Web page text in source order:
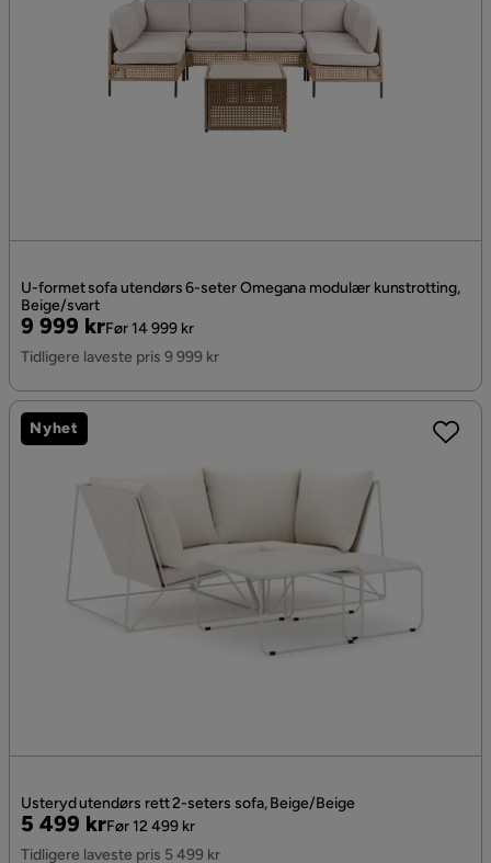
U-formet sofa utendørs 6-seter Omegana modulær kunstrotting,
Beige/svart
Pris
9 999 kr
Original
Pris
Før 14 999 kr
Tidligere laveste pris 9 999 kr
Usteryd utendørs rett 2-seters sofa, Beige/Beige
Pris
5 499 kr
Original
Pris
Før 12 499 kr
Tidligere laveste pris 5 499 kr
Nyhet